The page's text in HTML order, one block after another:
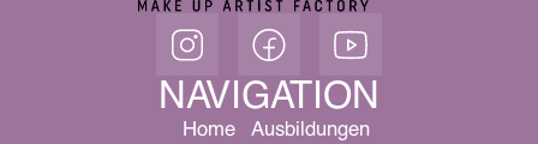
NAVIGATION
Home
Ausbildungen